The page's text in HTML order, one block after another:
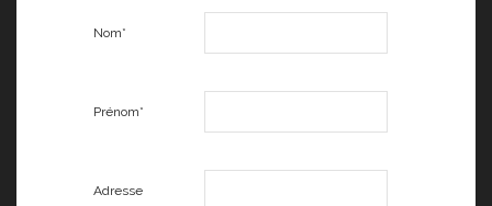
Nom*
Prénom*
Adresse